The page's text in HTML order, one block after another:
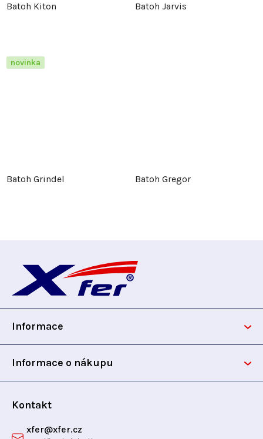
Batoh Kiton Batoh Jarvis
novinka
Batoh Grindel Batoh Gregor
p
Informace
Informace o nákupu
Kontakt
xfer@xfer.cz